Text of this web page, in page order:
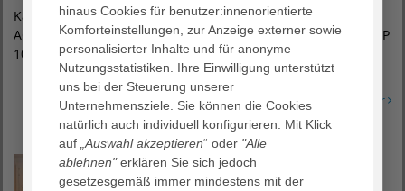
Kassel – Drei Fachbereiche der Inneren Medizin in den
AGAPLESION DIAKONIE KLINIKEN KASSEL gehören zu den TOP
100 Abteilungen mit den…
Erfahren Sie mehr
hinaus Cookies für benutzer:innenorientierte
Komforteinstellungen, zur Anzeige externer sowie
personalisierter Inhalte und für anonyme
Nutzungsstatistiken. Ihre Einwilligung unterstützt
uns bei der Steuerung unserer
Unternehmensziele. Sie können die Cookies
natürlich auch individuell konfigurieren. Mit Klick
auf „Auswahl akzeptieren“ oder "Alle
ablehnen"erklären Sie sich jedoch
gesetzesgemäß immer mindestens mit der